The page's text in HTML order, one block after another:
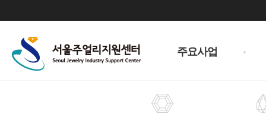
주요사업